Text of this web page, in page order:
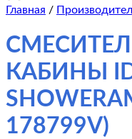
Главная /
КАБИНЫ
178799V)